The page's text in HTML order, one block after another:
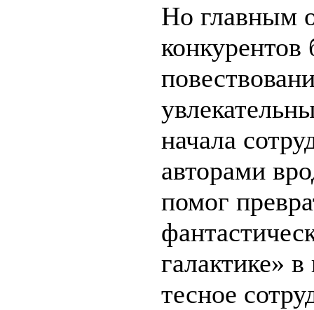
Но главным
начала
авторами
помог
галактике»
тесное